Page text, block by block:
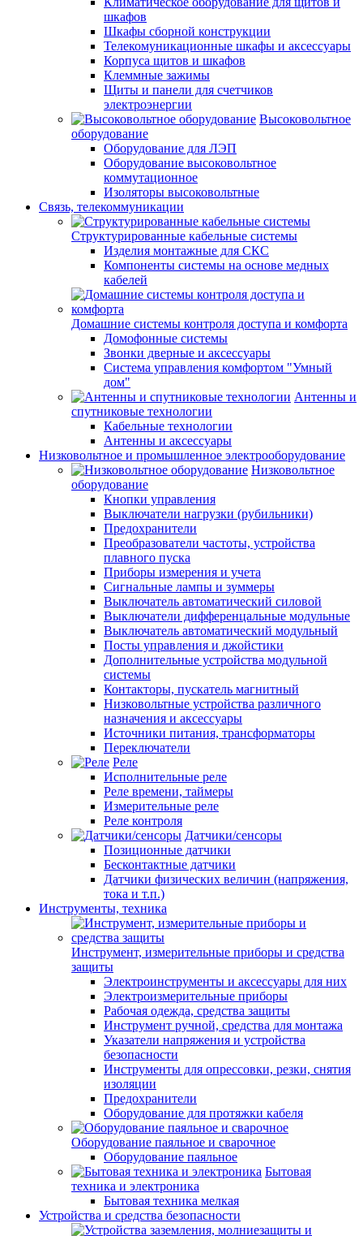
шкафов
Шкафы сборной конструкции
Телекомуникационные шкафы и аксессуары
Корпуса щитов и шкафов
Клеммные зажимы
Щиты и панели для счетчиков
электроэнергии
Высоковольтное
оборудование
Оборудование для ЛЭП
Оборудование высоковольтное
коммутационное
Изоляторы высоковольтные
Связь, телекоммуникации
Структурированные кабельные системы
Изделия монтажные для СКС
Компоненты системы на основе медных
кабелей
Домашние системы контроля доступа и комфорта
Домофонные системы
Звонки дверные и аксессуары
Система управления комфортом "Умный
дом"
Антенны и
спутниковые технологии
Кабельные технологии
Антенны и аксессуары
Низковольтное и промышленное электрооборудование
Низковольтное
оборудование
Кнопки управления
Выключатели нагрузки (рубильники)
Предохранители
Преобразователи частоты, устройства
плавного пуска
Приборы измерения и учета
Сигнальные лампы и зуммеры
Выключатель автоматический силовой
Выключатели дифференцальные модульные
Выключатель автоматический модульный
Посты управления и джойстики
Дополнительные устройства модульной
системы
Контакторы, пускатель магнитный
Низковольтные устройства различного
назначения и аксессуары
Источники питания, трансформаторы
Переключатели
Реле
Исполнительные реле
Реле времени, таймеры
Измерительные реле
Реле контроля
Датчики/сенсоры
Позиционные датчики
Бесконтактные датчики
Датчики физических величин (напряжения,
тока и т.п.)
Инструменты, техника
Инструмент, измерительные приборы и средства
защиты
Электроинструменты и аксессуары для них
Электроизмерительные приборы
Рабочая одежда, средства защиты
Инструмент ручной, средства для монтажа
Указатели напряжения и устройства
безопасности
Инструменты для опрессовки, резки, снятия
изоляции
Предохранители
Оборудование для протяжки кабеля
Оборудование паяльное и сварочное
Оборудование паяльное
Бытовая
техника и электроника
Бытовая техника мелкая
Устройства и средства безопасности